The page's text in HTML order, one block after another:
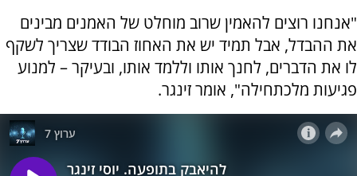
"אנחנו רוצים להאמין שרוב מוחלט של האמנים מבינים
את ההבדל, אבל תמיד יש את האחוז הבודד שצריך לשקף
לו את הדברים, לחנך אותו וללמד אותו, ובעיקר – למנוע
פגיעות מלכתחילה", אומר זינגר.